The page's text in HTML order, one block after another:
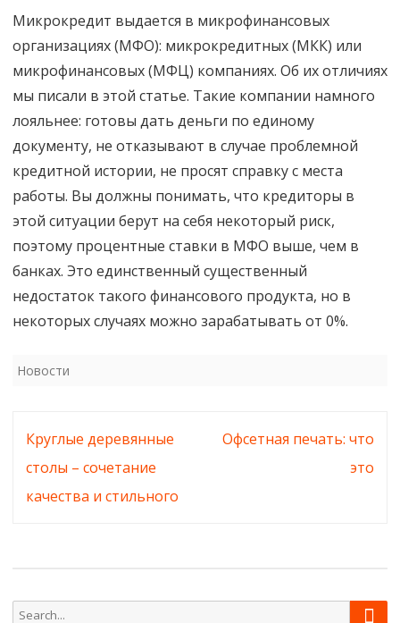
Микрокредит выдается в микрофинансовых
организациях (МФО): микрокредитных (МКК) или
микрофинансовых (МФЦ) компаниях. Об их отличиях
мы писали в этой статье. Такие компании намного
лояльнее: готовы дать деньги по единому
документу, не отказывают в случае проблемной
кредитной истории, не просят справку с места
работы. Вы должны понимать, что кредиторы в
этой ситуации берут на себя некоторый риск,
поэтому процентные ставки в МФО выше, чем в
банках. Это единственный существенный
недостаток такого финансового продукта, но в
некоторых случаях можно зарабатывать от 0%.
Новости
Навигация
по
записям
Круглые деревянные
столы – сочетание
качества и стильного
Офсетная печать: что
это
Search